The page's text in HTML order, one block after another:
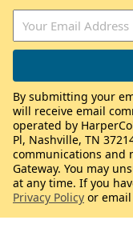
By submitting your
will receive email
operated by
Pl, Nashville, TN
communications and
Gateway. You may
at any time. If you
Privacy Policy or